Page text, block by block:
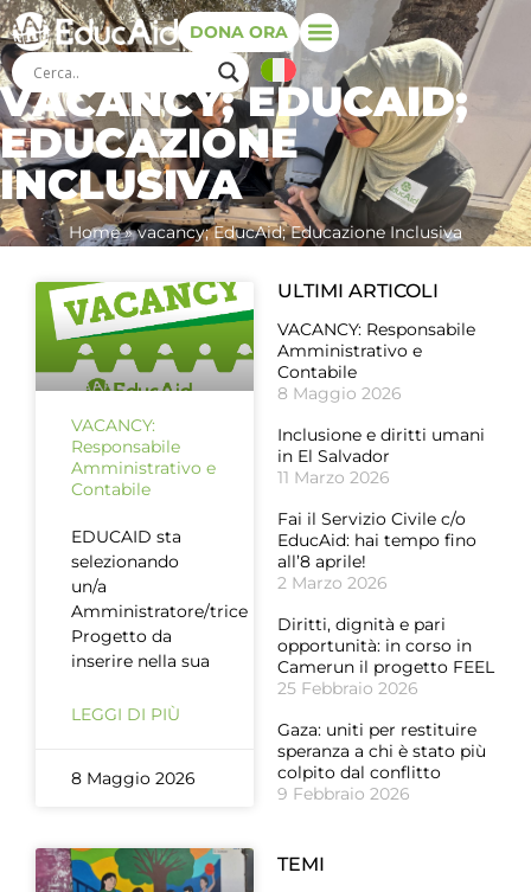
DONA ORA
VACANCY; EDUCAID;
EDUCAZIONE
INCLUSIVA
Home»vacancy; EducAid; Educazione Inclusiva
VACANCY:
Responsabile
Amministrativo e
Contabile
EDUCAID sta
selezionando
un/a
Amministratore/trice
Progetto da
inserire nella sua
LEGGI DI PIÙ
8 Maggio 2026
ULTIMI ARTICOLI
VACANCY: Responsabile
Amministrativo e
Contabile
8 Maggio 2026
Inclusione e diritti umani
in El Salvador
11 Marzo 2026
Fai il Servizio Civile c/o
EducAid: hai tempo fino
all’8 aprile!
2 Marzo 2026
Diritti, dignità e pari
opportunità: in corso in
Camerun il progetto FEEL
25 Febbraio 2026
Gaza: uniti per restituire
speranza a chi è stato più
colpito dal conflitto
9 Febbraio 2026
TEMI